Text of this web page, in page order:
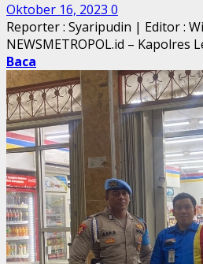
Oktober 16, 2023 0
Reporter : Syaripudin | Editor :
NEWSMETROPOL.id – Kapolres
Baca